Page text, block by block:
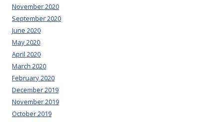
November 2020
September 2020
June 2020
May 2020
April 2020
March 2020
February 2020
December 2019
November 2019
October 2019